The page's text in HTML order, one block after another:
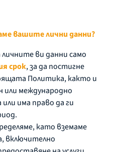
вашите лични данни?
ви данни само
срок, за да постигне
Политика, както и
или международно
има право да ги
като вземаме
включително